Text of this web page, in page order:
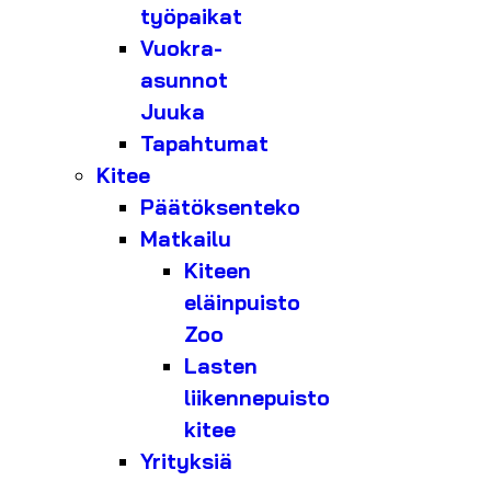
työpaikat
Vuokra-
asunnot
Juuka
Tapahtumat
Kitee
Päätöksenteko
Matkailu
Kiteen
eläinpuisto
Zoo
Lasten
liikennepuisto
kitee
Yrityksiä